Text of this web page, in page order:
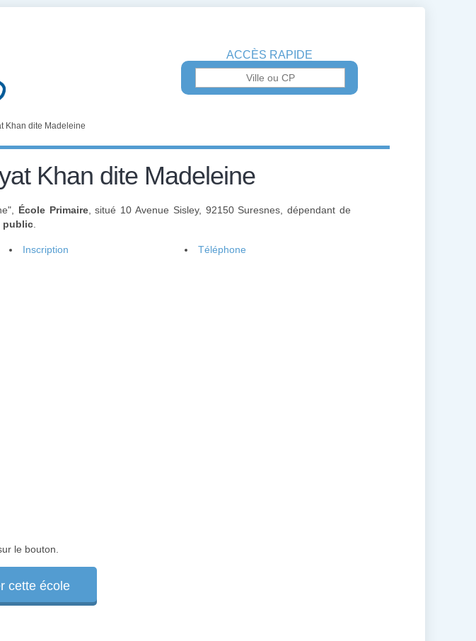
ACCÈS RAPIDE
Khan dite Madeleine
Khan dite Madeleine
École Primaire, situé 10 Avenue Sisley, 92150 Suresnes, dépendant de
public
Inscription Téléphone
le bouton.
cette école